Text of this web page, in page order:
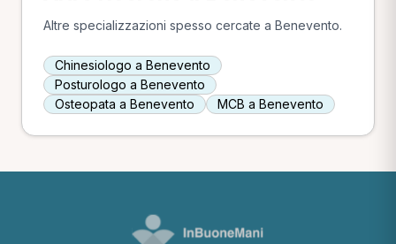
Altre specializzazioni spesso cercate a Benevento.
Chinesiologo a Benevento
Posturologo a Benevento
Osteopata a Benevento
MCB a Benevento